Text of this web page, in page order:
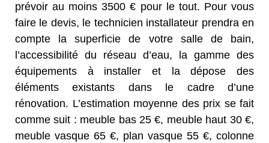
prévoir au moins 3500 € pour le tout. Pour vous
faire le devis, le technicien installateur prendra en
compte la superficie de votre salle de bain,
l’accessibilité du réseau d’eau, la gamme des
équipements à installer et la dépose des
éléments existants dans le cadre d’une
rénovation. L’estimation moyenne des prix se fait
comme suit : meuble bas 25 €, meuble haut 30 €,
meuble vasque 65 €, plan vasque 55 €, colonne